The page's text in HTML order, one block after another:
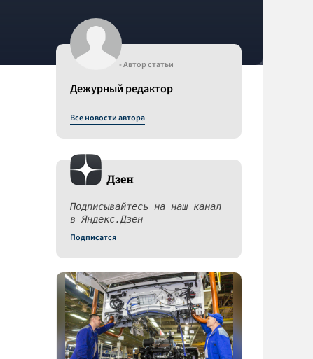
- Автор статьи
Дежурный редактор
Все новости автора
Дзен
Подписывайтесь на наш канал
в Яндекс.Дзен
Подписатся